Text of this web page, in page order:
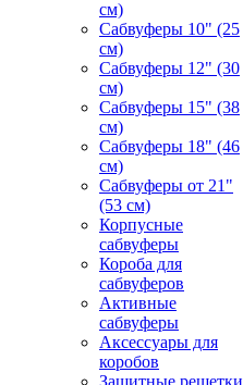
см)
Сабвуферы 10" (25
см)
Сабвуферы 12" (30
см)
Сабвуферы 15" (38
см)
Сабвуферы 18" (46
см)
Сабвуферы от 21"
(53 см)
Корпусные
сабвуферы
Короба для
сабвуферов
Активные
сабвуферы
Аксессуары для
коробов
Защитные решетки